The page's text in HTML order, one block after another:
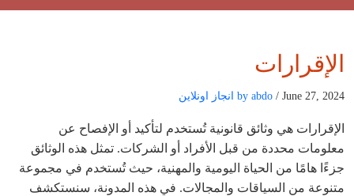
الإقرارات
by abdo / June 27, 2024 انجاز اونلاين
الإقرارات هي وثائق قانونية تُستخدم لتأكيد أو الإفصاح عن
معلومات محددة من قبل الأفراد أو الشركات. تمثل هذه الوثائق
جزءًا هامًا من الحياة اليومية والمهنية، حيث تُستخدم في مجموعة
متنوعة من السياقات والمجالات. في هذه المدونة، سنستكشف